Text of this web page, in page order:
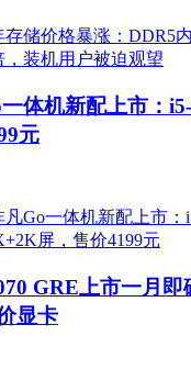
体机新配上市：
元
GRE上市一月即
显卡